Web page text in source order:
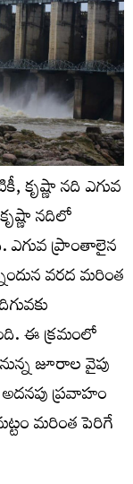
కృష్ణా నది ఎగువ
నదిలో
ఎగువ ప్రాంతాలైన
వరద మరింత
ఈ క్రమంలో
జూరాల వైపు
ప్రవాహం
మరింత పెరిగే